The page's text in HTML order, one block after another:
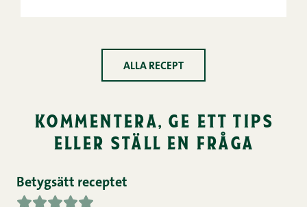
ALLA RECEPT
kommentera, ge ett tips
eller ställ en fråga
Betygsätt receptet